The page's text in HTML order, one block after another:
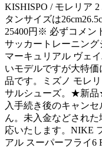
KISHISPO / モレリア
タンサイズは
25400円※ 必ずコメン
サッカートレーニン
マーキュリアル ヴェ
いモデルですが大特
品です。ミズノ モレ
サルシューズ。★新品
入手続き後のキャン
ん。未入金などされ
応いたします。NIKE
アル スーパーフライ6